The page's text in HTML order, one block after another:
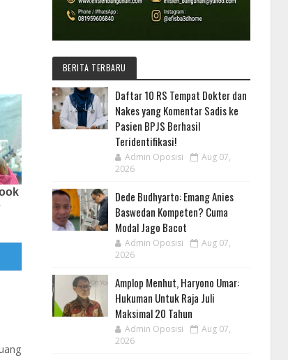
BERITA TERBARU
Daftar 10 RS Tempat Dokter dan
Nakes yang Komentar Sadis ke
Pasien BPJS Berhasil
Teridentifikasi!
Admin Oposisi
Aug 07,
2026
Dede Budhyarto: Emang Anies
Baswedan Kompeten? Cuma
Modal Jago Bacot
Admin Oposisi
Aug 07,
2026
Amplop Menhut, Haryono Umar:
Hukuman Untuk Raja Juli
Maksimal 20 Tahun
Admin Oposisi
Aug 07,
2026